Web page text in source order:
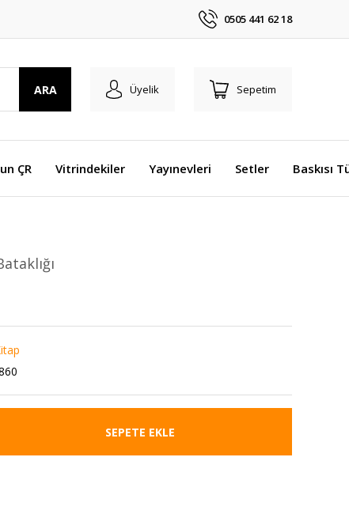
0505 441 62 18
ARA Üyelik Sepetim
ÇR Vitrindekiler Yayınevleri Setler Baskısı
SEPETE EKLE